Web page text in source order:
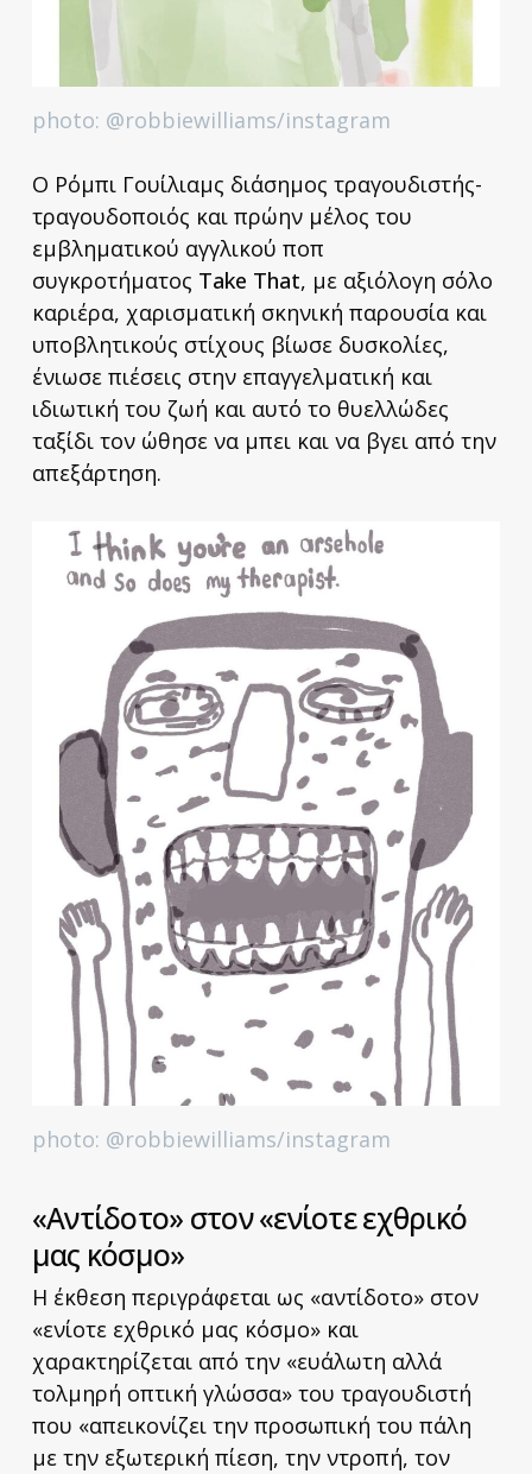
photo: @robbiewilliams/instagram
Ο Ρόμπι Γουίλιαμς διάσημος τραγουδιστής-
τραγουδοποιός και πρώην μέλος του
εμβληματικού αγγλικού ποπ
συγκροτήματος Take That, με αξιόλογη σόλο
καριέρα, χαρισματική σκηνική παρουσία και
υποβλητικούς στίχους βίωσε δυσκολίες,
ένιωσε πιέσεις στην επαγγελματική και
ιδιωτική του ζωή και αυτό το θυελλώδες
ταξίδι τον ώθησε να μπει και να βγει από την
απεξάρτηση.
photo: @robbiewilliams/instagram
«Αντίδοτο» στον «ενίοτε εχθρικό
μας κόσμο»
Η έκθεση περιγράφεται ως «αντίδοτο» στον
«ενίοτε εχθρικό μας κόσμο» και
χαρακτηρίζεται από την «ευάλωτη αλλά
τολμηρή οπτική γλώσσα» του τραγουδιστή
που «απεικονίζει την προσωπική του πάλη
με την εξωτερική πίεση, την ντροπή, τον